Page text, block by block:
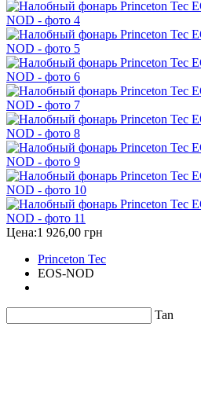
Цена:1 926,00 грн
Princeton Tec
EOS-NOD
Tan